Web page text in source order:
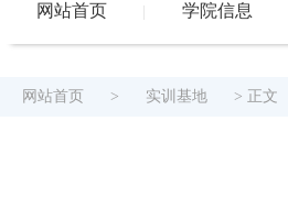
网站首页 学院信息
网站首页 > 实训基地 > 正文